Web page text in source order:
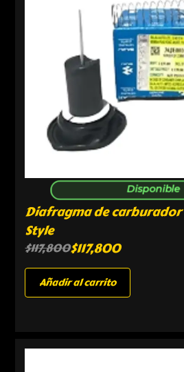
Disponible
Diafragma de carburador
Style
$117,800$117,800
Añadir al carrito